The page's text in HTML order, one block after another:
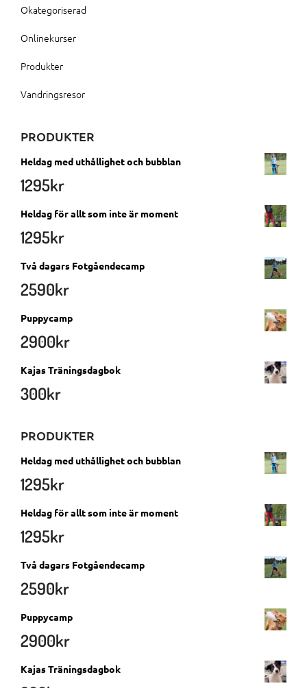
Okategoriserad
Onlinekurser
Produkter
Vandringsresor
PRODUKTER
Heldag med uthållighet och bubblan
1295kr
Heldag för allt som inte är moment
1295kr
Två dagars Fotgåendecamp
2590kr
Puppycamp
2900kr
Kajas Träningsdagbok
300kr
PRODUKTER
Heldag med uthållighet och bubblan
1295kr
Heldag för allt som inte är moment
1295kr
Två dagars Fotgåendecamp
2590kr
Puppycamp
2900kr
Kajas Träningsdagbok